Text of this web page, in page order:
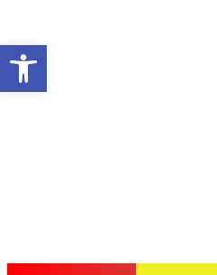
Abrir a barra de ferramentas